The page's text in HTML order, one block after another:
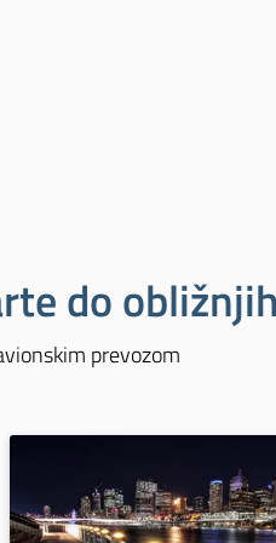
do
prevozom